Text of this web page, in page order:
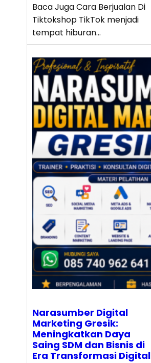
Baca Juga Cara Berjualan Di
Tiktokshop TikTok menjadi
tempat hiburan…
Narasumber Digital
Marketing Gresik:
Meningkatkan Daya
Saing SDM dan Bisnis di
Era Transformasi Digital